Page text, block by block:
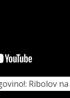
Ribolov